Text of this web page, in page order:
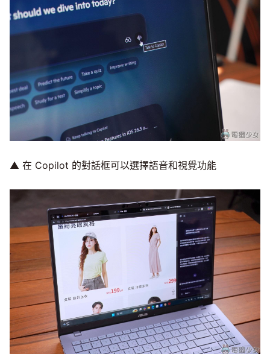
▲ 在 Copilot 的對話框可以選擇語音和視覺功能